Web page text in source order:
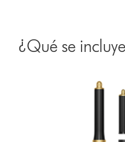
¿Qué se